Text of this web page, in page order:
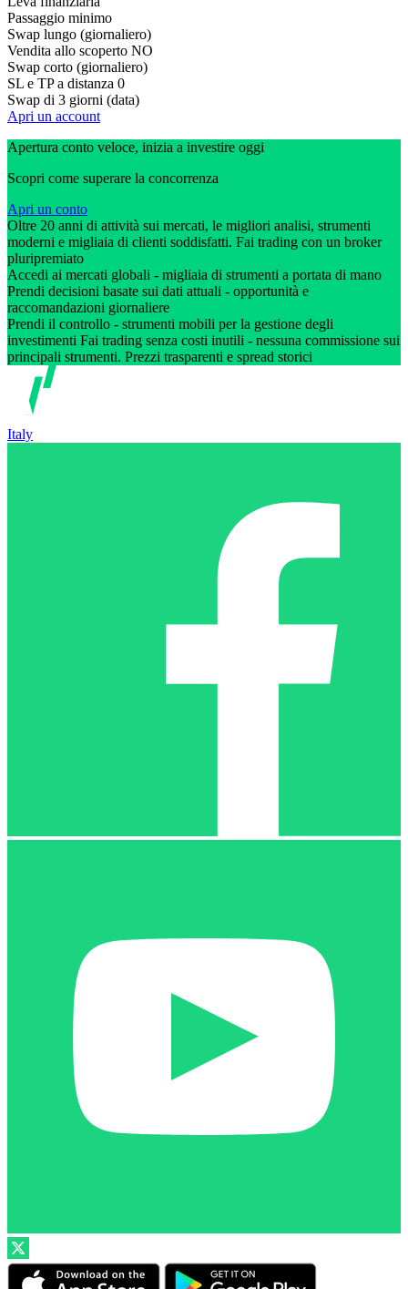
Passaggio minimo
Swap lungo (giornaliero)
Vendita allo scoperto NO
Swap corto (giornaliero)
SL e TP a distanza 0
Swap di 3 giorni (data)
Apri un account
Apertura conto veloce, inizia a investire oggi
Scopri come superare la concorrenza
Apri un conto
Oltre 20 anni di attività sui mercati, le migliori analisi, strumenti
moderni e migliaia di clienti soddisfatti. Fai trading con un broker
pluripremiato
Accedi ai mercati globali - migliaia di strumenti a portata di mano
Prendi decisioni basate sui dati attuali - opportunità e
raccomandazioni giornaliere
Prendi il controllo - strumenti mobili per la gestione degli
investimenti Fai trading senza costi inutili - nessuna commissione sui
principali strumenti. Prezzi trasparenti e spread storici
Italy